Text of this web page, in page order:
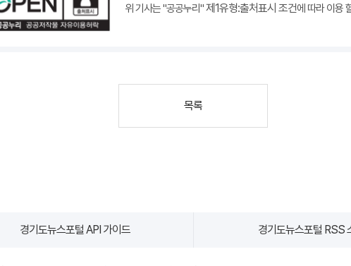
위 기사는 "공공누리"제1유형:출처표시 조건에 따라 이용
목록
경기도뉴스포털 API 가이드 경기도뉴스포털 RSS